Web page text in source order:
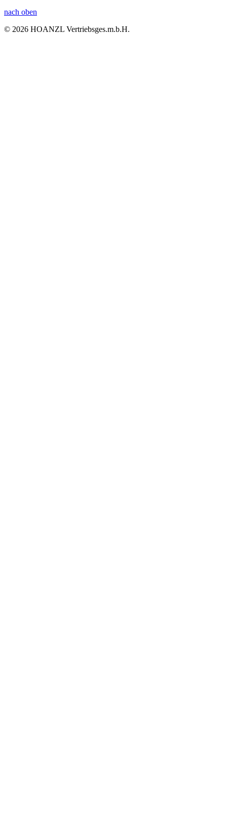
nach oben
© 2026 HOANZL Vertriebsges.m.b.H.